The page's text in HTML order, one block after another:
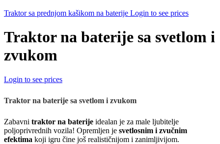
Traktor sa prednjom kašikom na baterije Login to see prices
Traktor na baterije sa svetlom i
zvukom
Login to see prices
Traktor na baterije sa svetlom i zvukom
Zabavni traktor na baterije idealan je za male ljubitelje
poljoprivrednih vozila! Opremljen je svetlosnim i zvučnim
efektima koji igru čine još realističnijom i zanimljivijom.